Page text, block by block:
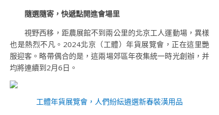
隨選隨寄，快遞點開進會場里
視野西移，距農展館不到兩公里的北京工人運動場，異樣
也是熱烈不凡。2024北京（工體）年貨展覽會，正在這里艷
服迎客。略帶偶合的是，這兩場郊區年夜集統一時光創辦，并
均將連續到2月6日。
工體年貨展覽會，人們紛紜遴選新春裝潢用品